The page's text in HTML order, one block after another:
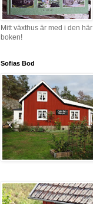
Mitt växthus är med i den här
boken!
Sofias Bod